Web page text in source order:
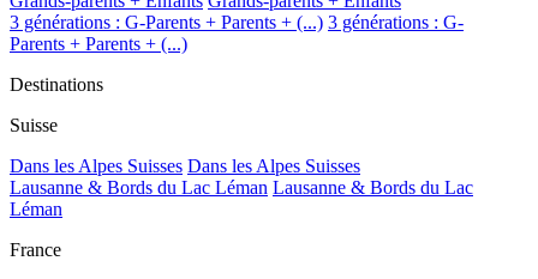
3 générations : G-Parents + Parents + (...) 3 générations : G-
Parents + Parents + (...)
Destinations
Suisse
Dans les Alpes Suisses Dans les Alpes Suisses
Lausanne & Bords du Lac Léman Lausanne & Bords du Lac
Léman
France